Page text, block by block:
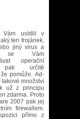
Vám usídlil v
ten trojánek,
jiný virus a
se Vám
operační
pak určitě
pomůže. Ad-
množství
už z principu
zdarma. Proto
2007 pak jej
firewallem.
přímo z